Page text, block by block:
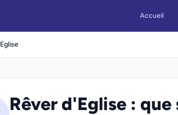
Accueil
Eglise
Rêver d'Eglise :